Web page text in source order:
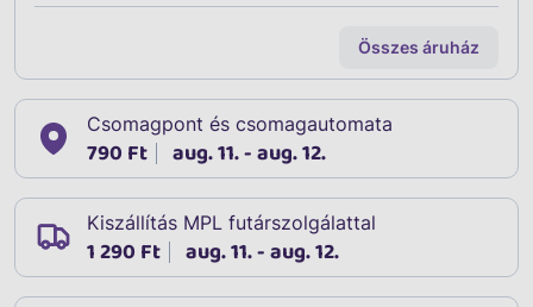
Összes áruház
Csomagpont és csomagautomata
790 Ft aug. 11. - aug. 12.
Kiszállítás MPL futárszolgálattal
1 290 Ft aug. 11. - aug. 12.